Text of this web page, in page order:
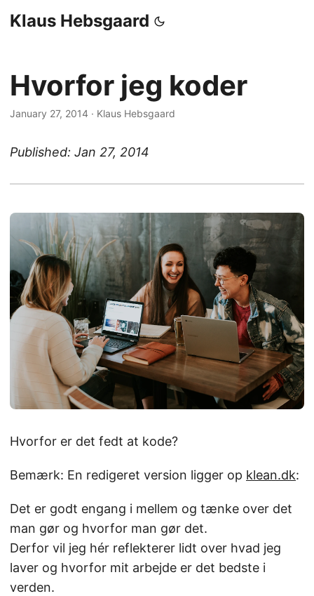
Klaus Hebsgaard
Hvorfor jeg koder
January 27, 2014 · Klaus Hebsgaard
Published: Jan 27, 2014
Hvorfor er det fedt at kode?
Bemærk: En redigeret version ligger op klean.dk:
Det er godt engang i mellem og tænke over det
man gør og hvorfor man gør det.
Derfor vil jeg hér reflekterer lidt over hvad jeg
laver og hvorfor mit arbejde er det bedste i
verden.